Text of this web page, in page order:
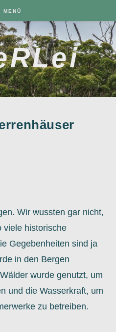
MENÜ
Wir wussten gar nicht,
viele historische
Gegebenheiten sind ja
in den Bergen
wurde genutzt, um
und die Wasserkraft, um
zu betreiben.